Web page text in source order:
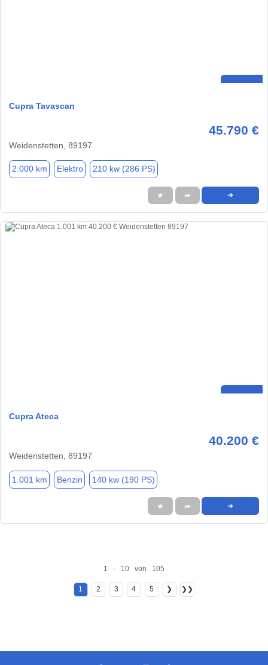
Cupra Tavascan
45.790 €
Weidenstetten, 89197
2.000 km Elektro 210 kw (286 PS)
★ ➦ ➜
Cupra Ateca
40.200 €
Weidenstetten, 89197
1.001 km Benzin 140 kw (190 PS)
★ ➦ ➜
1 - 10 von 105
1 2 3 4 5 ❯ ❯❯